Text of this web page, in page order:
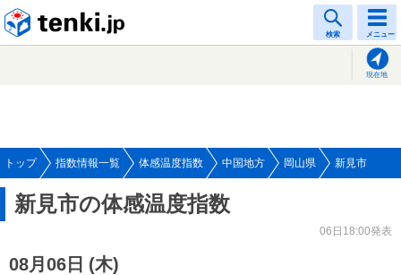
検索 メニュー
現在地
トップ 指数情報一覧 体感温度指数 中国地方 岡山県 新見市
新見市の体感温度指数
06日18:00発表
08月06日 (木)